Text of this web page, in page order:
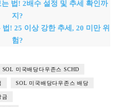
법! 2배수 설정 및 추세 확인까
지?
! 25 이상 강한 추세, 20 미만 위
험?
SOL 미국배당다우존스 SCHD
SOL 미국배당다우존스 배당
금